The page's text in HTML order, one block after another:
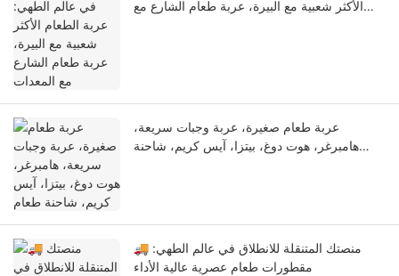
الأكثر شعبية مع البيرة، عربة طعام الشارع مع
عربة طعام صغيرة، عربة وجبات سريعة،
هامبرغر، هوت دوغ، بيتزا، آيس كريم، شاحنة
🚚 منصتك المتنقلة للانطلاق في عالم الطهي:
مقطورات طعام عصرية عالية الأداء